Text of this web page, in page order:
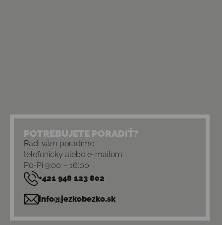
POTREBUJETE PORADIŤ?
Radi vám poradíme
telefonicky alebo e-mailom
Po-Pi 9:00 – 16:00
+421 948 123 802
info@jezkobezko.sk